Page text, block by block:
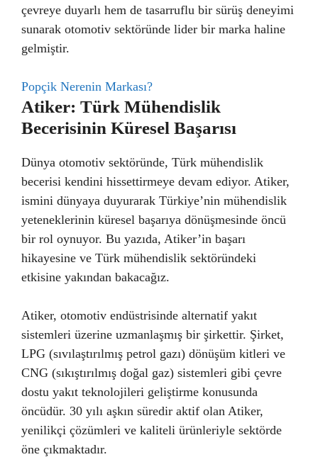
çevreye duyarlı hem de tasarruflu bir sürüş deneyimi
sunarak otomotiv sektöründe lider bir marka haline
gelmiştir.
Popçik Nerenin Markası?
Atiker: Türk Mühendislik
Becerisinin Küresel Başarısı
Dünya otomotiv sektöründe, Türk mühendislik
becerisi kendini hissettirmeye devam ediyor. Atiker,
ismini dünyaya duyurarak Türkiye’nin mühendislik
yeteneklerinin küresel başarıya dönüşmesinde öncü
bir rol oynuyor. Bu yazıda, Atiker’in başarı
hikayesine ve Türk mühendislik sektöründeki
etkisine yakından bakacağız.
Atiker, otomotiv endüstrisinde alternatif yakıt
sistemleri üzerine uzmanlaşmış bir şirkettir. Şirket,
LPG (sıvılaştırılmış petrol gazı) dönüşüm kitleri ve
CNG (sıkıştırılmış doğal gaz) sistemleri gibi çevre
dostu yakıt teknolojileri geliştirme konusunda
öncüdür. 30 yılı aşkın süredir aktif olan Atiker,
yenilikçi çözümleri ve kaliteli ürünleriyle sektörde
öne çıkmaktadır.